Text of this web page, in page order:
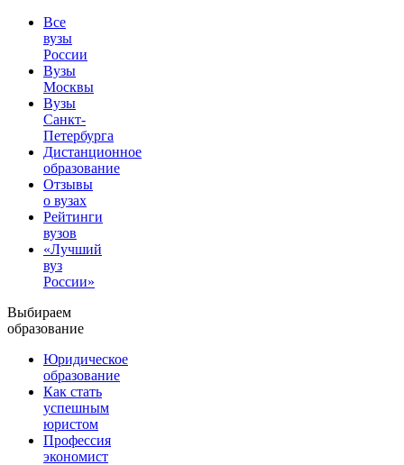
Все
вузы
России
Вузы
Москвы
Вузы
Санкт-
Петербурга
Дистанционное
образование
Отзывы
о вузах
Рейтинги
вузов
«Лучший
вуз
России»
Выбираем
образование
Юридическое
образование
Как стать
успешным
юристом
Профессия
экономист